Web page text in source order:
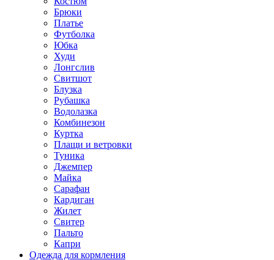
Брюки
Платье
Футболка
Юбка
Худи
Лонгслив
Свитшот
Блузка
Рубашка
Водолазка
Комбинезон
Куртка
Плащи и ветровки
Туника
Джемпер
Майка
Сарафан
Кардиган
Жилет
Свитер
Пальто
Капри
Одежда для кормления